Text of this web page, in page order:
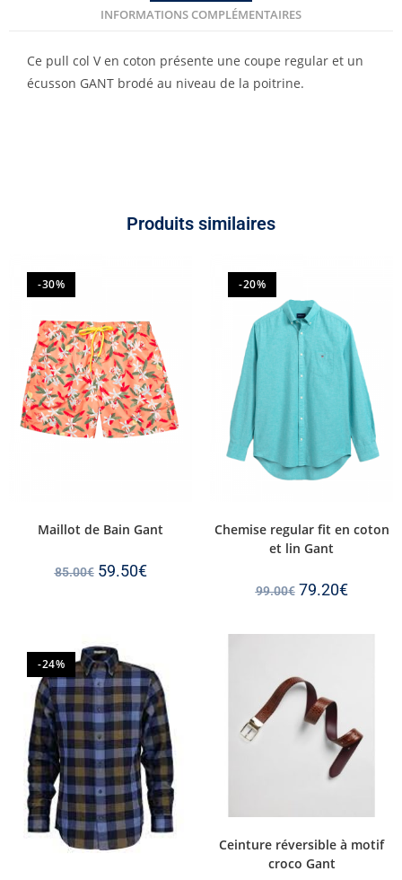
INFORMATIONS COMPLÉMENTAIRES
Ce pull col V en coton présente une coupe regular et un
écusson GANT brodé au niveau de la poitrine.
Produits similaires
-30%
Maillot de Bain Gant
85.00€ 59.50€
-20%
Chemise regular fit en coton
et lin Gant
99.00€ 79.20€
-24%
Ceinture réversible à motif
croco Gant